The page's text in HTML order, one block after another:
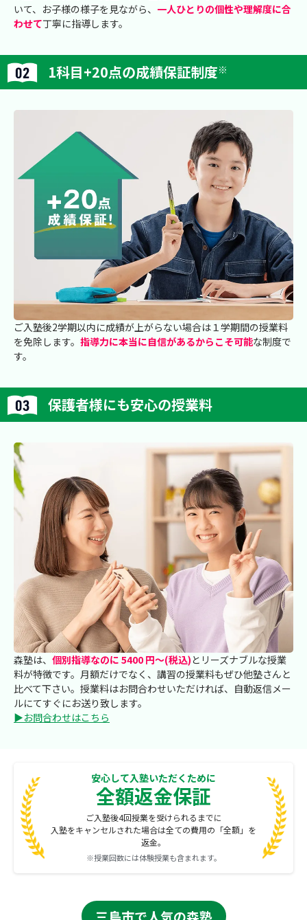
いて、お子様の様子を見ながら、 一人ひとりの個性や理解度に合
わせて丁寧に指導します。
1科目+20点の成績保証制度※
ご入塾後2学期以内に成績が上がらない場合は１学期間の授業料
を免除します。 指導力に本当に自信があるからこそ可能な制度で
す。
保護者様にも安心の授業料
森塾は、 個別指導なのに 5400 円～(税込)とリーズナブルな授業
料が特徴です。月額だけでなく、講習の授業料もぜひ他塾さんと
比べて下さい。授業料はお問合わせいただければ、自動返信メー
ルにてすぐにお送り致します。
▶お問合わせはこちら
安心して入塾いただくために
全額返金保証
ご入塾後4回授業を受けられるまでに
入塾をキャンセルされた場合は全ての費用の「全額」を
返金。
※授業回数には体験授業も含まれます。
三島市で人気の森塾